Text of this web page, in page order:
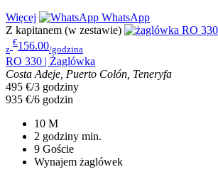
Więcej
WhatsApp
Z kapitanem (w zestawie)
z
€156.00/godzina
RO 330 | Żaglówka
Costa Adeje, Puerto Colón, Teneryfa
495 €/3 godziny
935 €/6 godzin
10 M
2 godziny min.
9 Goście
Wynajem żaglówek